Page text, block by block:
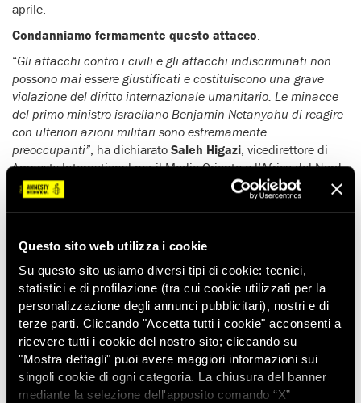
Questo sito web utilizza i cookie
Su questo sito usiamo diversi tipi di cookie: tecnici,
statistici e di profilazione (tra cui cookie utilizzati per la
personalizzazione degli annunci pubblicitari), nostri e di
terze parti. Cliccando "Accetta tutti i cookie" acconsenti a
ricevere tutti i cookie del nostro sito; cliccando su
"Mostra dettagli" puoi avere maggiori informazioni sui
singoli cookie di ogni categoria. La chiusura del banner
mediante la selezione dell'apposito comando “X”
aprile.
Condanniamo fermamente questo attacco.
“Gli attacchi contro i civili e gli attacchi indiscriminati non
possono mai essere giustificati e costituiscono una grave
violazione del diritto internazionale umanitario. Le minacce
del primo ministro israeliano Benjamin Netanyahu di reagire
con ulteriori azioni militari sono estremamente
preoccupanti”, ha dichiarato Saleh Higazi, vicedirettore di
Amnesty International per il Medio Oriente e l’Africa del Nord.
Israele ha più volte mostrato un profondo disprezzo per la
vita umana lanciando attacchi mortali su vasta scala contro
diritto internazionale umanitario”, ha aggiunto Higazi.
Non dev’esserci alcuna ripetizione degli attacchi che hanno
ucciso e ferito migliaia di civili, distrutto abitazioni e
devastato infrastrutture nella Striscia di Gaza durante i
conflitti degli anni precedenti”, ha proseguito Higazi.
Chiediamo ad Hamas, a Israele e tutte le parti coinvolte nel
conflitto di rispettare il diritto internazionale umanitario”
concluso Higazi.